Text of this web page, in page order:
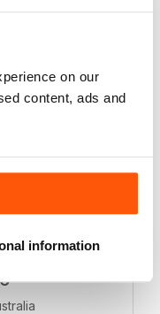
on our
content, ads and
information